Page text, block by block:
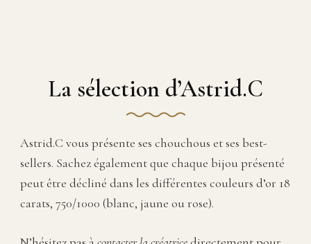
La sélection d’Astrid.C
Astrid.C vous présente ses chouchous et ses best-
sellers. Sachez également que chaque bijou présenté
peut être décliné dans les différentes couleurs d’or 18
carats, 750/1000 (blanc, jaune ou rose).